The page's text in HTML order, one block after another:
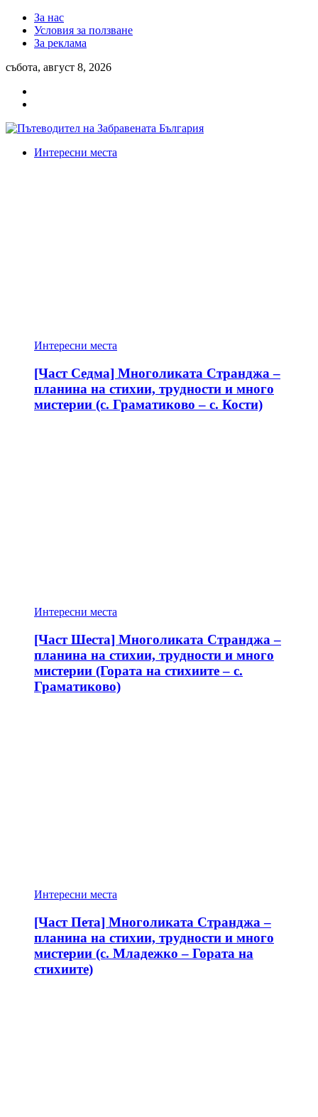
За нас
Условия за ползване
За реклама
събота, август 8, 2026
Интересни места
Интересни места
[Част Седма] Многоликата Странджа –
планина на стихии, трудности и много
мистерии (с. Граматиково – с. Кости)
Интересни места
[Част Шеста] Многоликата Странджа –
планина на стихии, трудности и много
мистерии (Гората на стихиите – с.
Граматиково)
Интересни места
[Част Пета] Многоликата Странджа –
планина на стихии, трудности и много
мистерии (с. Младежко – Гората на
стихиите)